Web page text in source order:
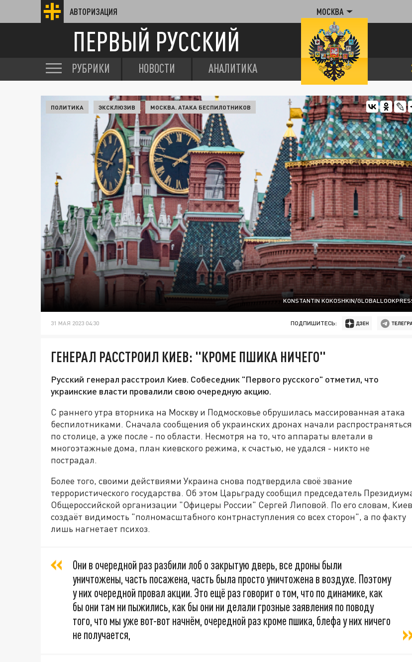
АВТОРИЗАЦИЯ МОСКВА
ПЕРВЫЙ РУССКИЙ
РУБРИКИ НОВОСТИ АНАЛИТИКА
KONSTANTIN KOKOSHKIN/
ПОЛИТИКА ЭКСКЛЮЗИВ МОСКВА. АТАКА БЕСПИЛОТНИКОВ
31 МАЯ 2023 04:30 ПОДПИШИТЕСЬ:
ГЕНЕРАЛ РАССТРОИЛ КИЕВ: "КРОМЕ ПШИКА НИЧЕГО"
Русский генерал расстроил Киев. Собеседник "Первого русского" отметил, что
украинские власти провалили свою очередную акцию.
С раннего утра вторника на Москву и Подмосковье обрушилась массированная атака
беспилотниками. Сначала сообщения об украинских дронах начали распространяться
по столице, а уже после - по области. Несмотря на то, что аппараты влетали в
многоэтажные дома, план киевского режима, к счастью, не удался - никто не
пострадал.
Более того, своими действиями Украина снова подтвердила своё звание
террористического государства. Об этом Царьграду сообщил председатель
Общероссийской организации "Офицеры России" Сергей Липовой. По его словам, Киев
создаёт видимость "полномасштабного контрнаступления со всех сторон", а по факту
лишь нагнетает психоз.
Они в очередной раз разбили лоб о закрытую дверь, все дроны были
уничтожены, часть посажена, часть была просто уничтожена в воздухе. Поэтому
у них очередной провал акции. Это ещё раз говорит о том, что по динамике, как
бы они там ни пыжились, как бы они ни делали грозные заявления по поводу
того, что мы уже вот-вот начнём, очередной раз кроме пшика, блефа у них ничего
не получается,